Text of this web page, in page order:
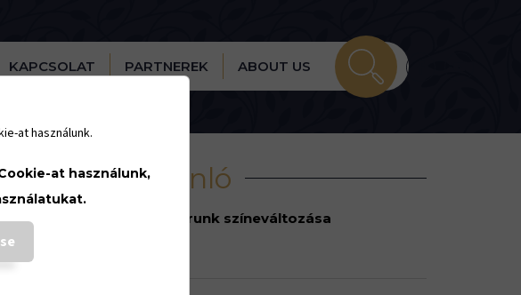
KAPCSOLAT PARTNEREK ABOUT US
Hírajánló
Urunk színeváltozása
at használunk.
at használunk,